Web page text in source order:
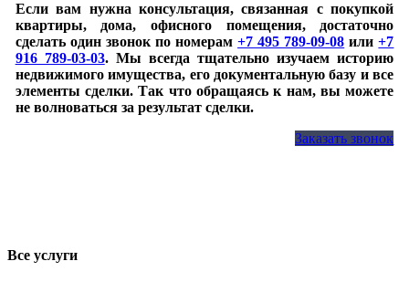
Если вам нужна консультация, связанная с покупкой
квартиры, дома, офисного помещения, достаточно
сделать один звонок по номерам+7 495 789-09-08 или+7
916 789-03-03. Мы всегда тщательно изучаем историю
недвижимого имущества, его документальную базу и все
элементы сделки. Так что обращаясь к нам, вы можете
не волноваться за результат сделки.
Заказать звонок
Все услуги